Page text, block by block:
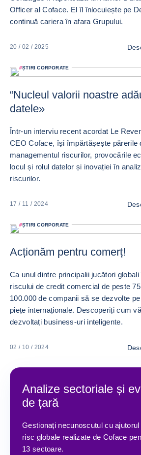
Officer al Coface. El îl înlocuiește pe
continuă cariera în afara Grupului.
20 / 02 / 2025
#ȘTIRI CORPORATE
“Nucleul valorii noastre
datele»
Într-un interviu recent acordat Le
CEO Coface, își împărtășește părerile
managementul riscurilor, provocările
locul și rolul datelor și inovației în
riscurilor.
17 / 11 / 2024
#ȘTIRI CORPORATE
Acționăm pentru comerț!
Ca unul dintre principalii jucători
riscului de credit comercial de peste
100.000 de companii să se dezvolte
piețe internaționale. Descoperiți cum
dezvoltați business-uri inteligente.
02 / 10 / 2024
Analize sectoriale și
de țară
Gestionați necunoscutul cu
risc globale realizate de Coface
13 sectoare.